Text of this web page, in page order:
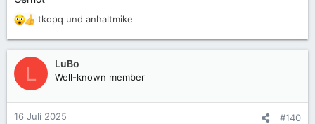
R
e
a
k
t
o
n
tkopq und anhaltmike
L LuBo
Well-known member
16 Juli 2025 #140